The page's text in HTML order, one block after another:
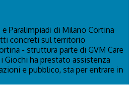
Paralimpiadi di Milano Cortina
concreti sul territorio
- struttura parte di GVM Care
Giochi ha prestato assistenza
e pubblico, sta per entrare in